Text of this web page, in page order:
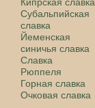
Субальпийская
славка
Йеменская
синичья славка
Славка
Рюппеля
Горная славка
Очковая славка